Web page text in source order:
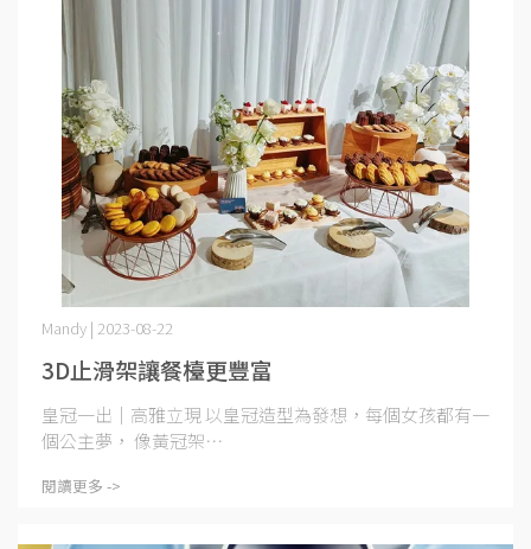
3D止滑架讓餐檯更豐富
Mandy | 2023-08-22
皇冠一出｜高雅立現 以皇冠造型為發想，每個女孩都有一
個公主夢， 像黃冠架⋯
閱讀更多 ->